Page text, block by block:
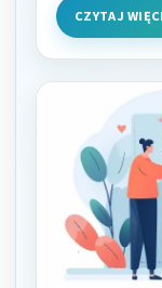
CZYTAJ